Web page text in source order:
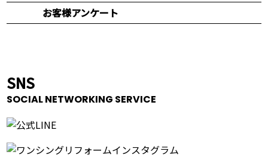
お客様アンケート
SNS
SOCIAL NETWORKING SERVICE